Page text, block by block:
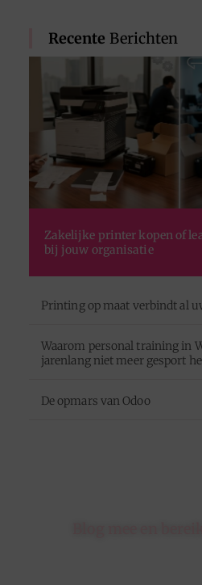
Recente Berichten
Zakelijke printer kopen of
bij jouw organisatie
Printing op maat verbindt al
Waarom personal training in
jarenlang niet meer gesport
De opmars van Odoo